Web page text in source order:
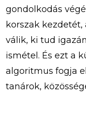
gondolkodás
korszak
válik, ki tud
ismétel. És ezt a
algoritmus fogja
tanárok,